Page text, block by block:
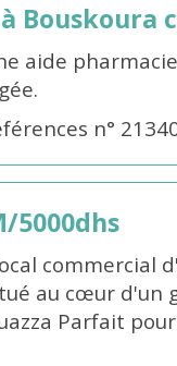
Bouskoura
aide
n°
5000dhs
commercial
au cœur d'un
Parfait